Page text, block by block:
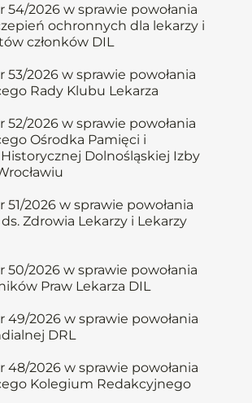
54/2026 w sprawie powołania
ochronnych dla lekarzy i
członków DIL
53/2026 w sprawie powołania
Rady Klubu Lekarza
52/2026 w sprawie powołania
Ośrodka Pamięci i
Dolnośląskiej Izby
51/2026 w sprawie powołania
Zdrowia Lekarzy i Lekarzy
50/2026 w sprawie powołania
Praw Lekarza DIL
49/2026 w sprawie powołania
DRL
48/2026 w sprawie powołania
Kolegium Redakcyjnego